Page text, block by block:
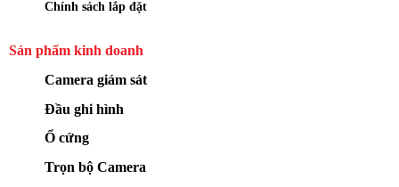
Chính sách lắp đặt
Sản phẩm kinh doanh
Camera giám sát
Đầu ghi hình
Ổ cứng
Trọn bộ Camera